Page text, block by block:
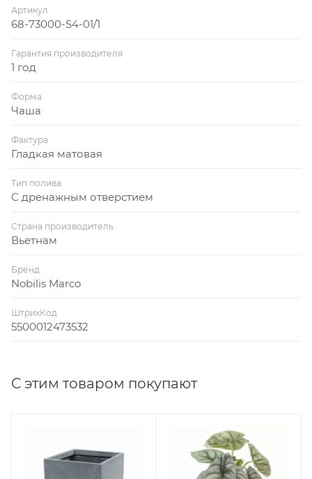
Артикул
68-73000-S4-01/1
Гарантия производителя
1 год
Форма
Чаша
Фактура
Гладкая матовая
Тип полива
С дренажным отверстием
Страна производитель
Вьетнам
Бренд
Nobilis Marco
ШтрихКод
5500012473532
С этим товаром покупают